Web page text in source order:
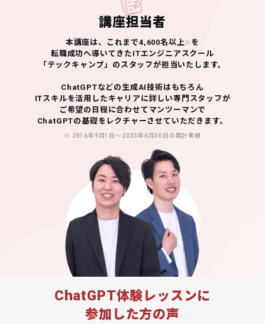
講座担当者
本講座は、これまで4,600名以上※ を
転職成功へ導いてきた ITエンジニアスクール
「テックキャンプ」のスタッフが担当いたします。
ChatGPTなどの生成AI技術はもちろん
ITスキルを活用したキャリアに詳しい専門スタッフが
ご希望の日程に合わせてマンツーマンで
ChatGPTの基礎をレクチャーさせていただきます。
※ 2016年9月1日〜2023年6月30日の累計実績
ChatGPT体験レッスンに
参加した方の声